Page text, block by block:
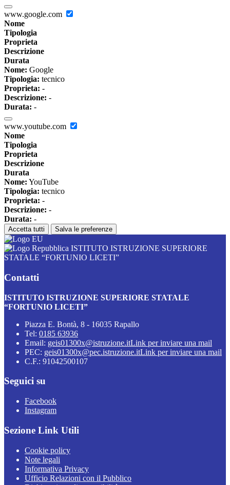
www.google.com
Nome
Tipologia
Proprieta
Descrizione
Durata
Nome: Google
Tipologia: tecnico
Proprieta: -
Descrizione: -
Durata: -
www.youtube.com
Nome
Tipologia
Proprieta
Descrizione
Durata
Nome: YouTube
Tipologia: tecnico
Proprieta: -
Descrizione: -
Durata: -
Accetta tutti Salva le preferenze
ISTITUTO ISTRUZIONE SUPERIORE
STATALE “FORTUNIO LICETI”
Contatti
ISTITUTO ISTRUZIONE SUPERIORE STATALE
“FORTUNIO LICETI”
Piazza E. Bontà, 8 - 16035 Rapallo
Tel: 0185 63936
Email: geis01300x@istruzione.itLink per inviare una mail
PEC: geis01300x@pec.istruzione.itLink per inviare una mail
C.F.: 91042500107
Seguici su
Facebook
Instagram
Sezione Link Utili
Cookie policy
Note legali
Informativa Privacy
Ufficio Relazioni con il Pubblico